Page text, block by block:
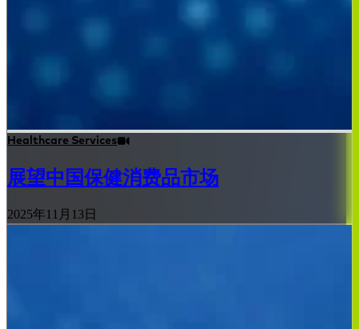
Healthcare Services
展望中国保健消费品市场
2025年11月13日